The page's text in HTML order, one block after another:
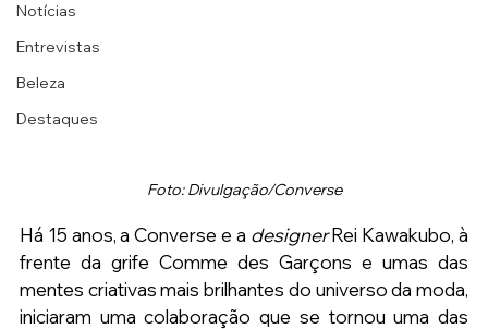
Notícias
Entrevistas
Beleza
Destaques
Foto: Divulgação/Converse
Há 15 anos, a Converse e a designer Rei Kawakubo, à
frente da grife Comme des Garçons e umas das
mentes criativas mais brilhantes do universo da moda,
iniciaram uma colaboração que se tornou uma das